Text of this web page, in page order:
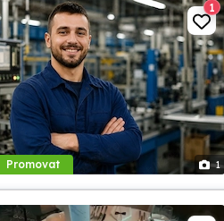
Promovat 1
1